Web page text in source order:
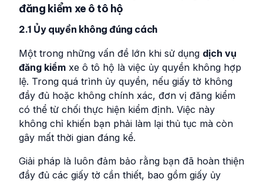
đăng kiểm xe ô tô hộ
2.1 Ủy quyền không đúng cách
Một trong những vấn đề lớn khi sử dụng dịch vụ
đăng kiểm xe ô tô hộ là việc ủy quyền không hợp
lệ. Trong quá trình ủy quyền, nếu giấy tờ không
đầy đủ hoặc không chính xác, đơn vị đăng kiểm
có thể từ chối thực hiện kiểm định. Việc này
không chỉ khiến bạn phải làm lại thủ tục mà còn
gây mất thời gian đáng kể.
Giải pháp là luôn đảm bảo rằng bạn đã hoàn thiện
đầy đủ các giấy tờ cần thiết, bao gồm giấy ủy